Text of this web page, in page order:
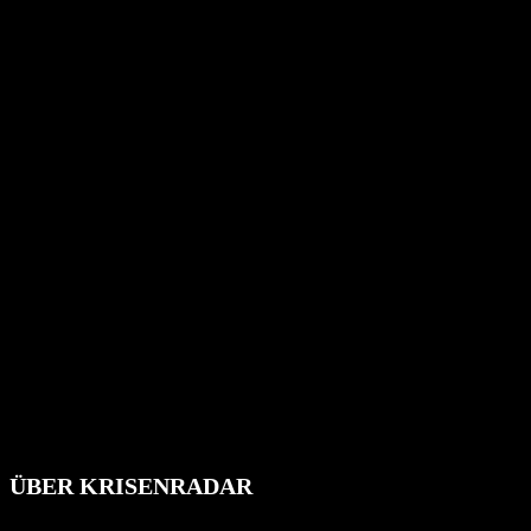
ÜBER KRISENRADAR